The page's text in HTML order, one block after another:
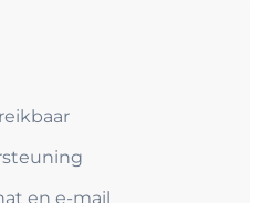
en e-mail